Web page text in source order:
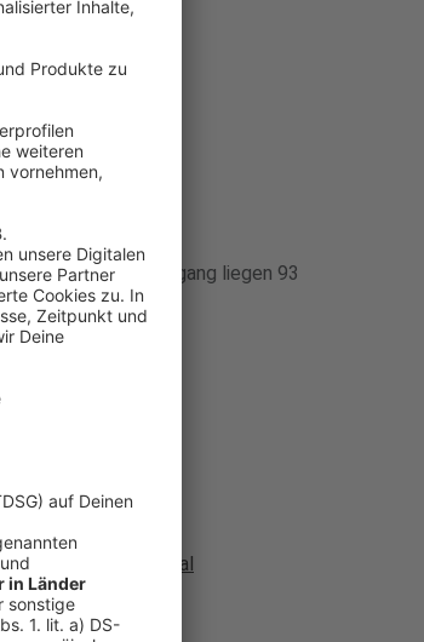
den ersten Jahrgang liegen 93
in Grafental